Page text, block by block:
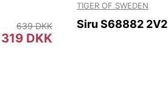
319 DKK
639 DKK
TIGER OF SWEDEN
Siru S68882 2V2